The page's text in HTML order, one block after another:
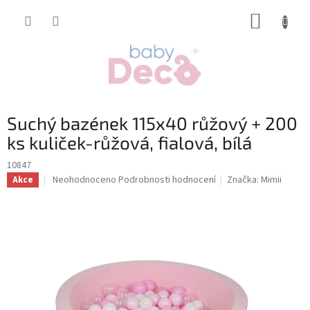
Suchý bazének 115x40 růžový + 200
ks kuliček-růžová, fialová, bílá
10847
Akce
Průměrné
hvězdiček.
Neohodnoceno Podrobnosti hodnocení Značka:Mimii